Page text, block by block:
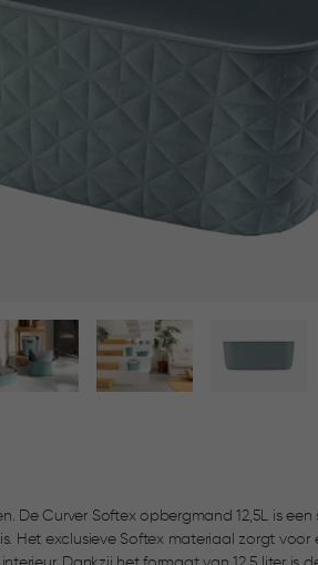
De Curver Softex opbergmand 12,5L is
Het exclusieve Softex materiaal zorgt voor